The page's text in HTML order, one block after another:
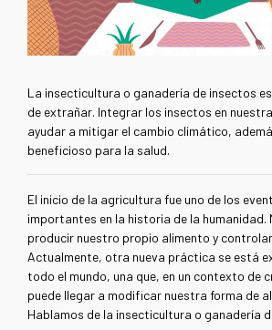
La insecticultura o ganadería de insectos
de extrañar. Integrar los insectos en
ayudar a mitigar el cambio climático,
beneficioso para la salud.
El inicio de la agricultura fue uno de los
importantes en la historia de la humanidad.
producir nuestro propio alimento y
Actualmente, otra nueva práctica se está
todo el mundo, una que, en un contexto de
puede llegar a modificar nuestra forma de
Hablamos de la insecticultura o ganadería